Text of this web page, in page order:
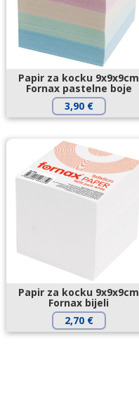
Papir za kocku 9x9x9cm
Fornax pastelne boje
3,90 €
Papir za kocku 9x9x9cm
Fornax bijeli
2,70 €